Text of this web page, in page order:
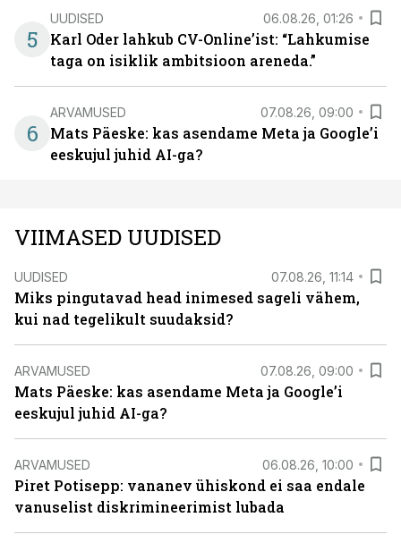
5
UUDISED 06.08.26, 01:26
Karl Oder lahkub CV-Online’ist: “Lahkumise
taga on isiklik ambitsioon areneda.”
6
ARVAMUSED 07.08.26, 09:00
Mats Päeske: kas asendame Meta ja Google’i
eeskujul juhid AI-ga?
VIIMASED UUDISED
UUDISED 07.08.26, 11:14
Miks pingutavad head inimesed sageli vähem,
kui nad tegelikult suudaksid?
ARVAMUSED 07.08.26, 09:00
Mats Päeske: kas asendame Meta ja Google’i
eeskujul juhid AI-ga?
ARVAMUSED 06.08.26, 10:00
Piret Potisepp: vananev ühiskond ei saa endale
vanuselist diskrimineerimist lubada